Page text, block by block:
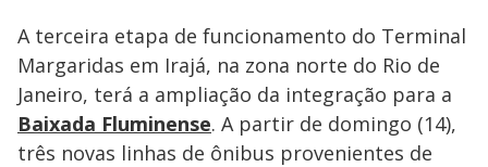
A terceira etapa de funcionamento do Terminal
Margaridas em Irajá, na zona norte do Rio de
Janeiro, terá a ampliação da integração para a
Baixada Fluminense. A partir de domingo (14),
três novas linhas de ônibus provenientes de